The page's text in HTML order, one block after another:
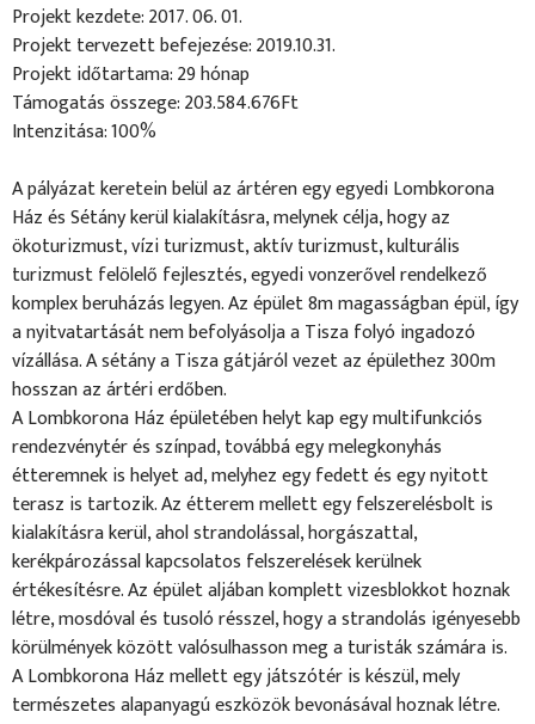
Projekt kezdete: 2017. 06. 01.
Projekt tervezett befejezése: 2019.10.31.
Projekt időtartama: 29 hónap
Támogatás összege: 203.584.676Ft
Intenzitása: 100%
A pályázat keretein belül az ártéren egy egyedi Lombkorona
Ház és Sétány kerül kialakításra, melynek célja, hogy az
ökoturizmust, vízi turizmust, aktív turizmust, kulturális
turizmust felölelő fejlesztés, egyedi vonzerővel rendelkező
komplex beruházás legyen. Az épület 8m magasságban épül, így
a nyitvatartását nem befolyásolja a Tisza folyó ingadozó
vízállása. A sétány a Tisza gátjáról vezet az épülethez 300m
hosszan az ártéri erdőben.
A Lombkorona Ház épületében helyt kap egy multifunkciós
rendezvénytér és színpad, továbbá egy melegkonyhás
étteremnek is helyet ad, melyhez egy fedett és egy nyitott
terasz is tartozik. Az étterem mellett egy felszerelésbolt is
kialakításra kerül, ahol strandolással, horgászattal,
kerékpározással kapcsolatos felszerelések kerülnek
értékesítésre. Az épület aljában komplett vizesblokkot hoznak
létre, mosdóval és tusoló résszel, hogy a strandolás igényesebb
körülmények között valósulhasson meg a turisták számára is.
A Lombkorona Ház mellett egy játszótér is készül, mely
természetes alapanyagú eszközök bevonásával hoznak létre.